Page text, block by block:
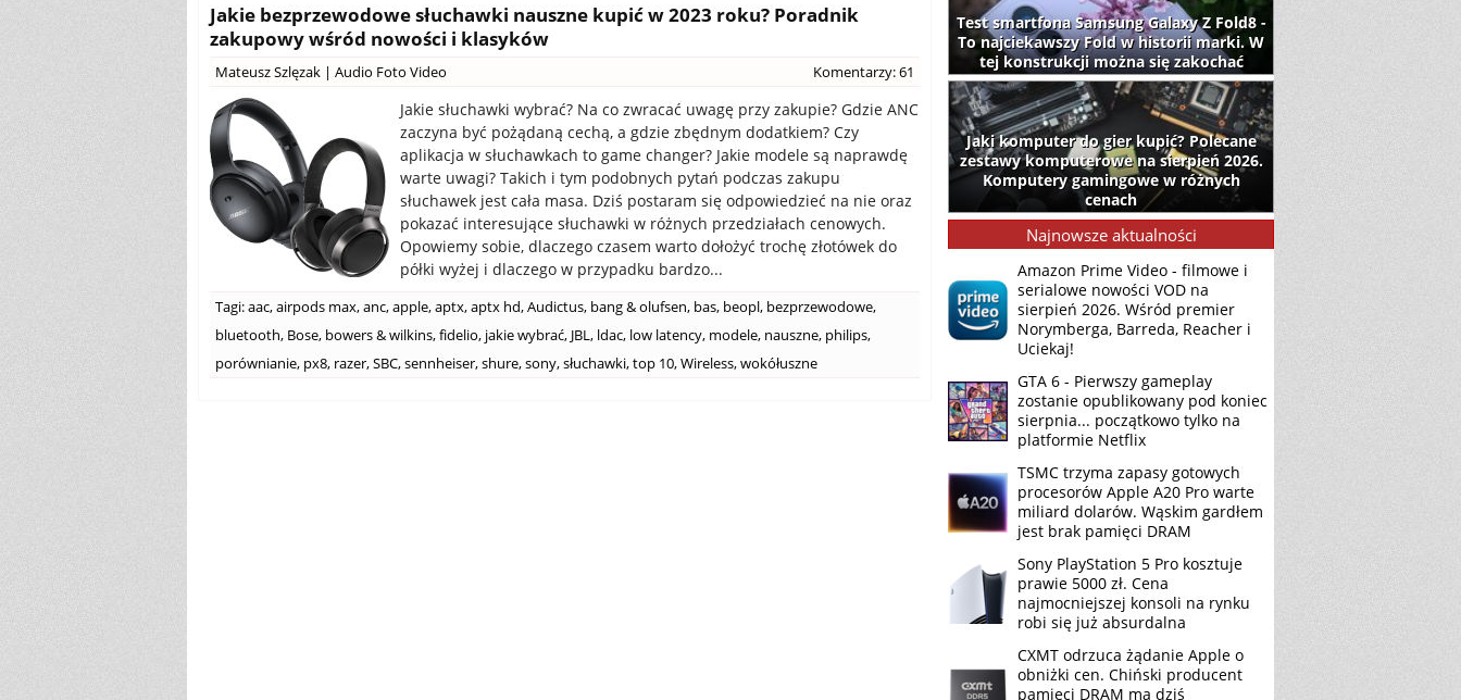
Jakie bezprzewodowe słuchawki nauszne kupić w 2023 roku? Poradnik
zakupowy wśród nowości i klasyków
Mateusz Szlęzak | Audio Foto Video Komentarzy: 61
Jakie słuchawki wybrać? Na co zwracać uwagę przy zakupie? Gdzie ANC
zaczyna być pożądaną cechą, a gdzie zbędnym dodatkiem? Czy
aplikacja w słuchawkach to game changer? Jakie modele są naprawdę
warte uwagi? Takich i tym podobnych pytań podczas zakupu
słuchawek jest cała masa. Dziś postaram się odpowiedzieć na nie oraz
pokazać interesujące słuchawki w różnych przedziałach cenowych.
Opowiemy sobie, dlaczego czasem warto dołożyć trochę złotówek do
półki wyżej i dlaczego w przypadku bardzo...
Tagi:aac,airpods max,anc,apple,aptx,aptx hd,Audictus, bang & olufsen, bas, beopl, bezprzewodowe,
bluetooth, Bose, bowers & wilkins,fidelio, jakie wybrać, JBL, ldac, low latency, modele, nauszne, philips,
porównianie, px8, razer,SBC,sennheiser,shure,sony,słuchawki,top 10,Wireless,wokółuszne
Test smartfona Samsung Galaxy Z Fold8 -
To najciekawszy Fold w historii marki. W
tej konstrukcji można się zakochać
Jaki komputer do gier kupić? Polecane
zestawy komputerowe na sierpień 2026.
Komputery gamingowe w różnych
cenach
Najnowsze aktualności
Amazon Prime Video - filmowe i
serialowe nowości VOD na
sierpień 2026. Wśród premier
Norymberga, Barreda, Reacher i
Uciekaj!
GTA 6 - Pierwszy gameplay
zostanie opublikowany pod koniec
sierpnia... początkowo tylko na
platformie Netflix
TSMC trzyma zapasy gotowych
procesorów Apple A20 Pro warte
miliard dolarów. Wąskim gardłem
jest brak pamięci DRAM
Sony PlayStation 5 Pro kosztuje
prawie 5000 zł. Cena
najmocniejszej konsoli na rynku
robi się już absurdalna
CXMT odrzuca żądanie Apple o
obniżki cen. Chiński producent
pamięci DRAM ma dziś